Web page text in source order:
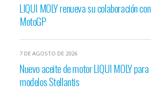
LIQUI MOLY renueva su colaboración con
MotoGP
7 DE AGOSTO DE 2026
Nuevo aceite de motor LIQUI MOLY para
modelos Stellantis